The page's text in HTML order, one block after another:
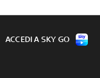
ACCEDI A SKY GO